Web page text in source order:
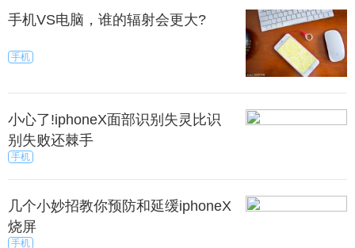
手机VS电脑，谁的辐射会更大?
手机
小心了!iphoneX面部识别失灵比识
别失败还棘手
手机
几个小妙招教你预防和延缓iphoneX
烧屏
手机